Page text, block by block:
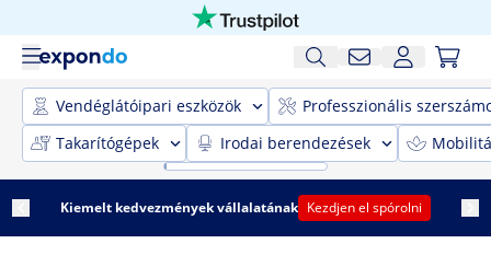
Vendéglátóipari eszközök
Professzionális
Takarítógépek
Irodai berendezések
Kiemelt kedvezmények vállalatának Kezdjen el spórolni